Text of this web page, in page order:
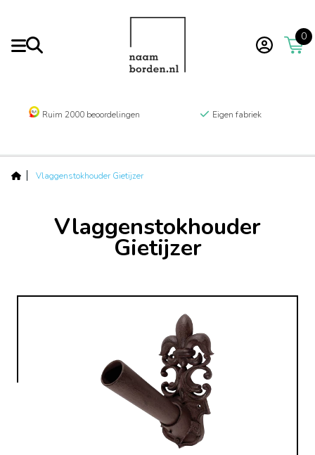
0
Ruim 2000 beoordelingen Eigen fabriek
Vlaggenstokhouder Gietijzer
Vlaggenstokhouder
Gietijzer